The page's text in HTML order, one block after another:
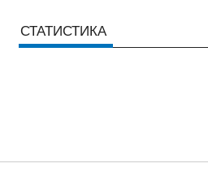
СТАТИСТИКА